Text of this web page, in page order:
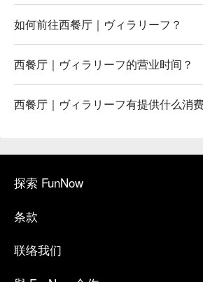
如何前往西餐厅｜ヴィラリーフ？
西餐厅｜ヴィラリーフ的营业时间？
西餐厅｜ヴィラリーフ有提供什么消
探索 FunNow
条款
联络我们